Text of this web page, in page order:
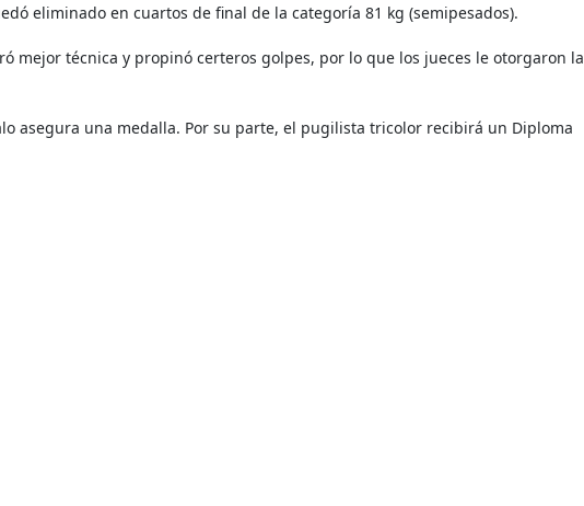
eliminado en cuartos de final de la categoría 81 kg (semipesados).
mejor técnica y propinó certeros golpes, por lo que los jueces le otorgaron la
asegura una medalla. Por su parte, el pugilista tricolor recibirá un Diploma